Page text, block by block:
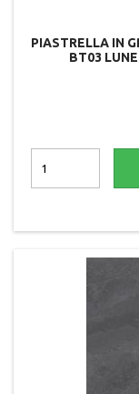
PIASTRELLA IN
BT03